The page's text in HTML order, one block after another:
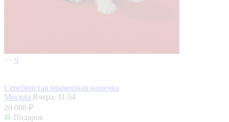
9
Серебристая мраморная кошечка
Москва Вчера, 11:54
20 000 ₽
Подарок